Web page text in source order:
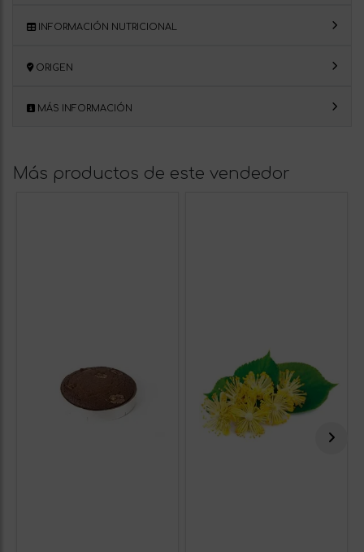
INFORMACIÓN NUTRICIONAL
ORIGEN
MÁS INFORMACIÓN
Más productos de este vendedor